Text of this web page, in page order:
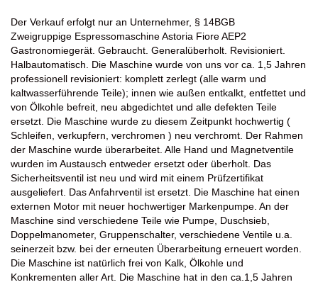
Der Verkauf erfolgt nur an Unternehmer, § 14BGB
Zweigruppige Espressomaschine Astoria Fiore AEP2
Gastronomiegerät. Gebraucht. Generalüberholt. Revisioniert.
Halbautomatisch. Die Maschine wurde von uns vor ca. 1,5 Jahren
professionell revisioniert: komplett zerlegt (alle warm und
kaltwasserführende Teile); innen wie außen entkalkt, entfettet und
von Ölkohle befreit, neu abgedichtet und alle defekten Teile
ersetzt. Die Maschine wurde zu diesem Zeitpunkt hochwertig (
Schleifen, verkupfern, verchromen ) neu verchromt. Der Rahmen
der Maschine wurde überarbeitet. Alle Hand und Magnetventile
wurden im Austausch entweder ersetzt oder überholt. Das
Sicherheitsventil ist neu und wird mit einem Prüfzertifikat
ausgeliefert. Das Anfahrventil ist ersetzt. Die Maschine hat einen
externen Motor mit neuer hochwertiger Markenpumpe. An der
Maschine sind verschiedene Teile wie Pumpe, Duschsieb,
Doppelmanometer, Gruppenschalter, verschiedene Ventile u.a.
seinerzeit bzw. bei der erneuten Überarbeitung erneuert worden.
Die Maschine ist natürlich frei von Kalk, Ölkohle und
Konkrementen aller Art. Die Maschine hat in den ca.1,5 Jahren